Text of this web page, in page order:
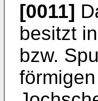
[0011]
besitzt
bzw.